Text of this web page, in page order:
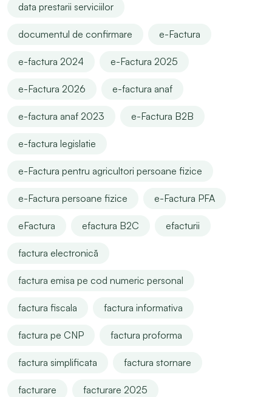
data prestarii serviciilor
documentul de confirmare e-Factura
e-factura 2024 e-Factura 2025
e-Factura 2026 e-factura anaf
e-factura anaf 2023 e-Factura B2B
e-factura legislatie
e-Factura pentru agricultori persoane fizice
e-Factura persoane fizice e-Factura PFA
eFactura efactura B2C efacturii
factura electronică
factura emisa pe cod numeric personal
factura fiscala factura informativa
factura pe CNP factura proforma
factura simplificata factura stornare
facturare facturare 2025